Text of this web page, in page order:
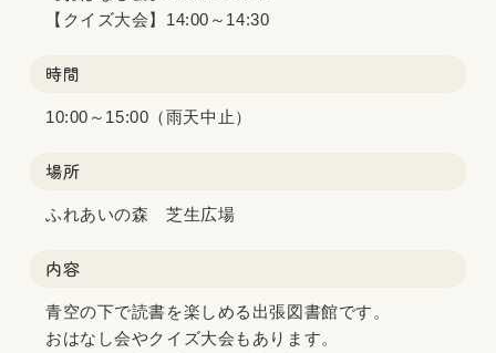
【クイズ大会】14:00～14:30
時間
10:00～15:00（雨天中止）
場所
ふれあいの森 芝生広場
内容
青空の下で読書を楽しめる出張図書館です。
おはなし会やクイズ大会もあります。